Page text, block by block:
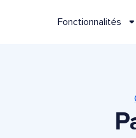
Fonctionnalités